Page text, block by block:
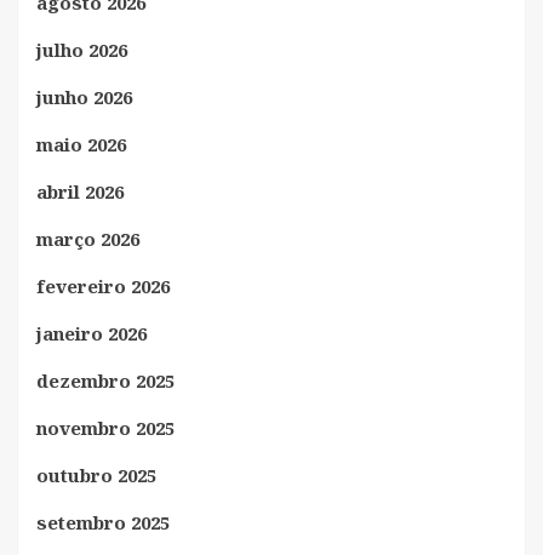
julho 2026
junho 2026
maio 2026
abril 2026
março 2026
fevereiro 2026
janeiro 2026
dezembro 2025
novembro 2025
outubro 2025
setembro 2025